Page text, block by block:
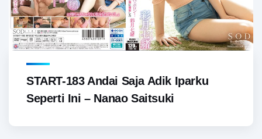
START-183 Andai Saja Adik Iparku
Seperti Ini – Nanao Saitsuki